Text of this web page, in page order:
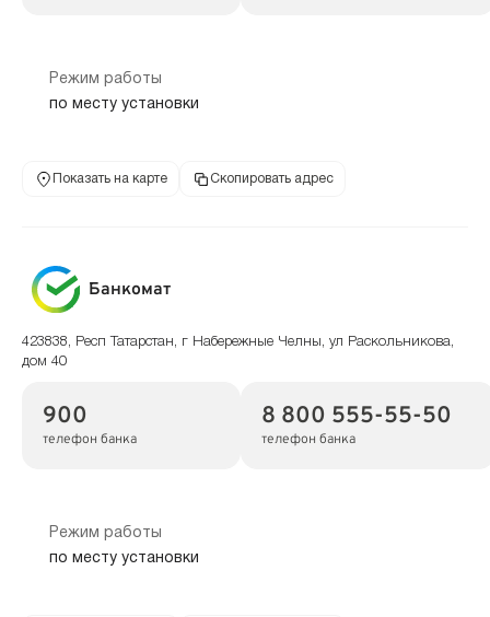
Режим работы
по месту установки
Показать на карте Скопировать адрес
Банкомат
423838, Респ Татарстан, г Набережные Челны, ул Раскольникова,
дом 40
900
телефон банка
8 800 555-55-50
телефон банка
Режим работы
по месту установки